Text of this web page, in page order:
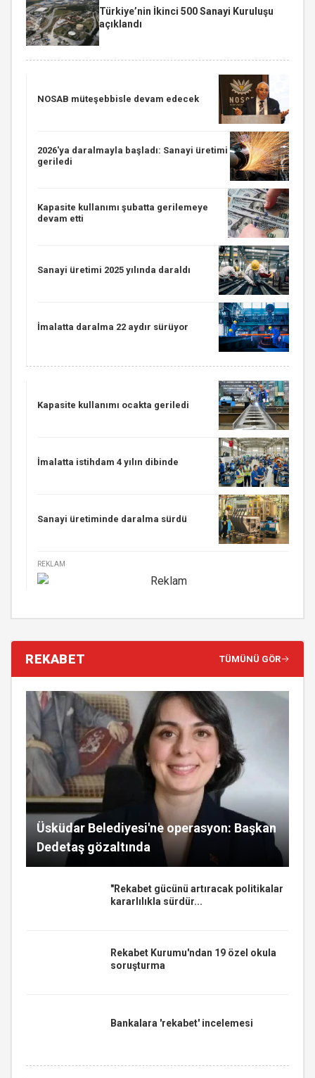
Türkiye’nin İkinci 500 Sanayi Kuruluşu
açıklandı
NOSAB müteşebbisle devam edecek
2026'ya daralmayla başladı: Sanayi üretimi
geriledi
Kapasite kullanımı şubatta gerilemeye
devam etti
Sanayi üretimi 2025 yılında daraldı
İmalatta daralma 22 aydır sürüyor
Kapasite kullanımı ocakta geriledi
İmalatta istihdam 4 yılın dibinde
Sanayi üretiminde daralma sürdü
REKLAM
REKABET TÜMÜNÜ GÖR
Üsküdar Belediyesi'ne operasyon: Başkan
Dedetaş gözaltında
"Rekabet gücünü artıracak politikalar
kararlılıkla sürdür...
Rekabet Kurumu'ndan 19 özel okula
soruşturma
Bankalara 'rekabet' incelemesi